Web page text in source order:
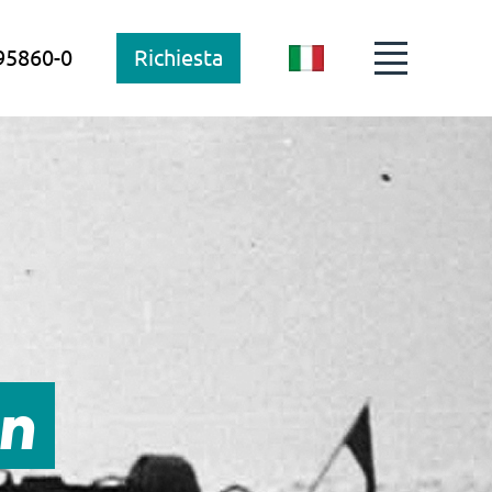
0 Richiesta
IT